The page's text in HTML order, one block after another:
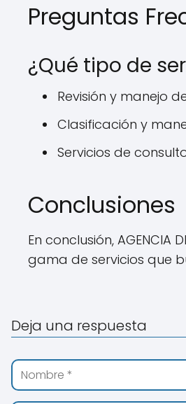
Preguntas
¿Qué tipo de
Revisión y manejo
Clasificación y
Servicios de
Conclusiones
En conclusión, AGENCIA
gama de servicios que
Deja una respuesta